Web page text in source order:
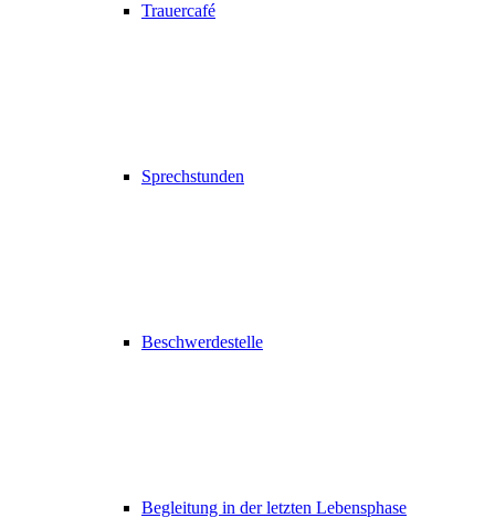
Trauercafé
Sprechstunden
Beschwerdestelle
Begleitung in der letzten Lebensphase